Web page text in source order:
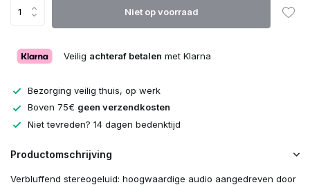
Niet op voorraad
Veilig achteraf betalen met Klarna
Bezorging veilig thuis, op werk
Boven 75€ geen verzendkosten
Niet tevreden? 14 dagen bedenktijd
Productomschrijving
Verbluffend stereogeluid: hoogwaardige audio aangedreven door